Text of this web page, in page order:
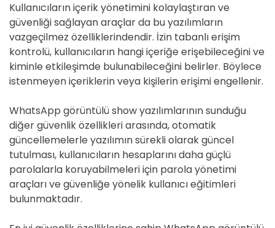
Kullanıcıların içerik yönetimini kolaylaştıran ve
güvenliği sağlayan araçlar da bu yazılımların
vazgeçilmez özelliklerindendir. İzin tabanlı erişim
kontrolü, kullanıcıların hangi içeriğe erişebileceğini ve
kiminle etkileşimde bulunabileceğini belirler. Böylece
istenmeyen içeriklerin veya kişilerin erişimi engellenir.
WhatsApp görüntülü show yazılımlarının sunduğu
diğer güvenlik özellikleri arasında, otomatik
güncellemelerle yazılımın sürekli olarak güncel
tutulması, kullanıcıların hesaplarını daha güçlü
parolalarla koruyabilmeleri için parola yönetimi
araçları ve güvenliğe yönelik kullanıcı eğitimleri
bulunmaktadır.